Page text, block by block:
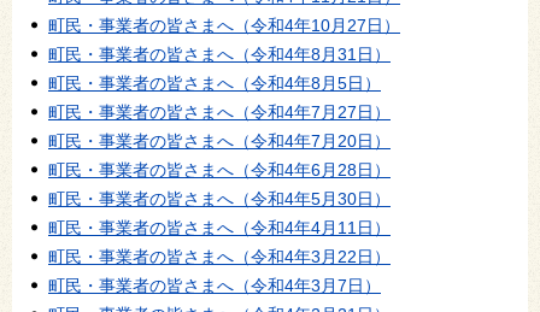
町民・事業者の皆さまへ（令和4年10月27日）
町民・事業者の皆さまへ（令和4年8月31日）
町民・事業者の皆さまへ（令和4年8月5日）
町民・事業者の皆さまへ（令和4年7月27日）
町民・事業者の皆さまへ（令和4年7月20日）
町民・事業者の皆さまへ（令和4年6月28日）
町民・事業者の皆さまへ（令和4年5月30日）
町民・事業者の皆さまへ（令和4年4月11日）
町民・事業者の皆さまへ（令和4年3月22日）
町民・事業者の皆さまへ（令和4年3月7日）